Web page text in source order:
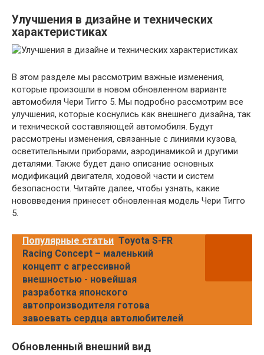
Улучшения в дизайне и технических
характеристиках
В этом разделе мы рассмотрим важные изменения,
которые произошли в новом обновленном варианте
автомобиля Чери Тигго 5. Мы подробно рассмотрим все
улучшения, которые коснулись как внешнего дизайна, так
и технической составляющей автомобиля. Будут
рассмотрены изменения, связанные с линиями кузова,
осветительными приборами, аэродинамикой и другими
деталями. Также будет дано описание основных
модификаций двигателя, ходовой части и систем
безопасности. Читайте далее, чтобы узнать, какие
нововведения принесет обновленная модель Чери Тигго
5.
Популярные статьи Toyota S-FR
Racing Concept – маленький
концепт с агрессивной
внешностью - новейшая
разработка японского
автопроизводителя готова
завоевать сердца автолюбителей
Обновленный внешний вид